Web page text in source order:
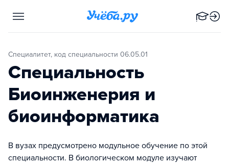
Специалитет, код специальности 06.05.01
Специальность
Биоинженерия и
биоинформатика
В вузах предусмотрено модульное обучение по этой
специальности. В биологическом модуле изучают